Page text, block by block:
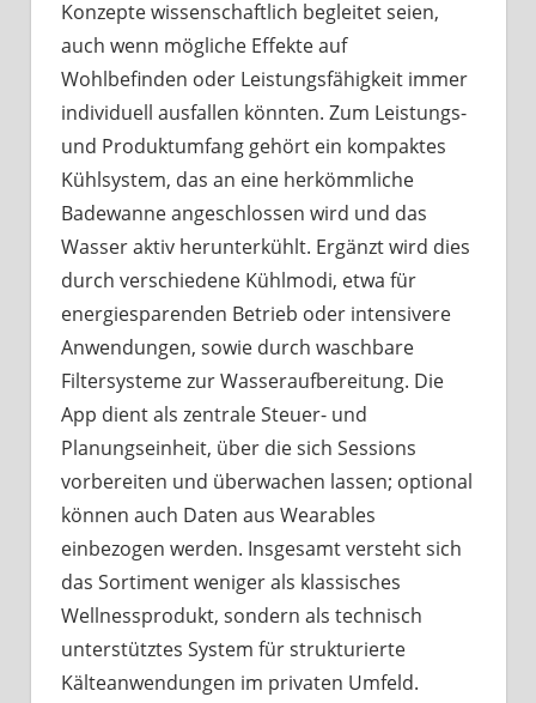
Konzepte wissenschaftlich begleitet seien,
auch wenn mögliche Effekte auf
Wohlbefinden oder Leistungsfähigkeit immer
individuell ausfallen könnten. Zum Leistungs-
und Produktumfang gehört ein kompaktes
Kühlsystem, das an eine herkömmliche
Badewanne angeschlossen wird und das
Wasser aktiv herunterkühlt. Ergänzt wird dies
durch verschiedene Kühlmodi, etwa für
energiesparenden Betrieb oder intensivere
Anwendungen, sowie durch waschbare
Filtersysteme zur Wasseraufbereitung. Die
App dient als zentrale Steuer- und
Planungseinheit, über die sich Sessions
vorbereiten und überwachen lassen; optional
können auch Daten aus Wearables
einbezogen werden. Insgesamt versteht sich
das Sortiment weniger als klassisches
Wellnessprodukt, sondern als technisch
unterstütztes System für strukturierte
Kälteanwendungen im privaten Umfeld.